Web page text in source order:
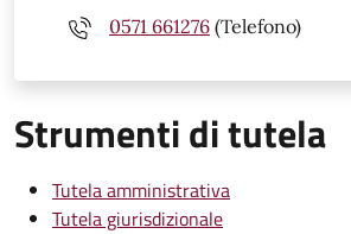
0571 661276 (Telefono)
Strumenti di tutela
Tutela amministrativa
Tutela giurisdizionale